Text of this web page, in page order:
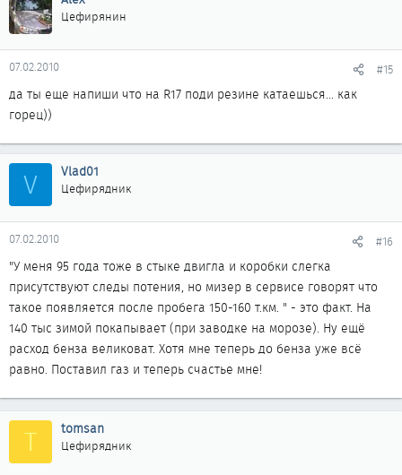
Цефирянин
07.02.2010 #15
да ты еще напиши что на R17 поди резине катаешься... как
горец))
V Vlad01
Цефирядник
07.02.2010 #16
"У меня 95 года тоже в стыке двигла и коробки слегка
присутствуют следы потения, но мизер в сервисе говорят что
такое появляется после пробега 150-160 т.км. " - это факт. На
140 тыс зимой покапывает (при заводке на морозе). Ну ещё
расход бенза великоват. Хотя мне теперь до бенза уже всё
равно. Поставил газ и теперь счастье мне!
T tomsan
Цефирядник